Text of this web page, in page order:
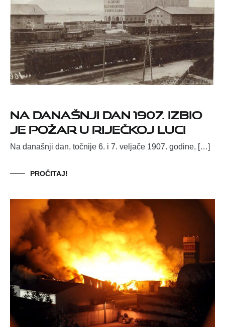
Na današnji dan 1907. izbio
je požar u riječkoj luci
Na današnji dan, točnije 6. i 7. veljače 1907. godine, […]
PROČITAJ!